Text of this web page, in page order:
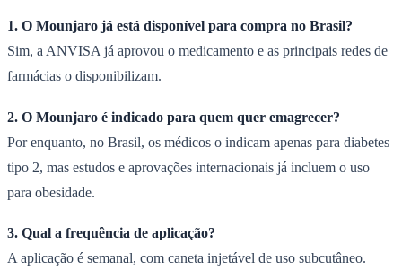
1. O Mounjaro já está disponível para compra no Brasil?
Sim, a ANVISA já aprovou o medicamento e as principais redes de
farmácias o disponibilizam.
2. O Mounjaro é indicado para quem quer emagrecer?
Por enquanto, no Brasil, os médicos o indicam apenas para diabetes
tipo 2, mas estudos e aprovações internacionais já incluem o uso
para obesidade.
3. Qual a frequência de aplicação?
A aplicação é semanal, com caneta injetável de uso subcutâneo.